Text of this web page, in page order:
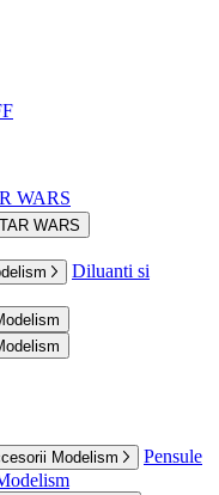
WARS
WARS
Diluanti si
Modelism
Pensule